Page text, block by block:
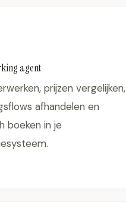
agent
prijzen vergelijken,
afhandelen en
boeken in je